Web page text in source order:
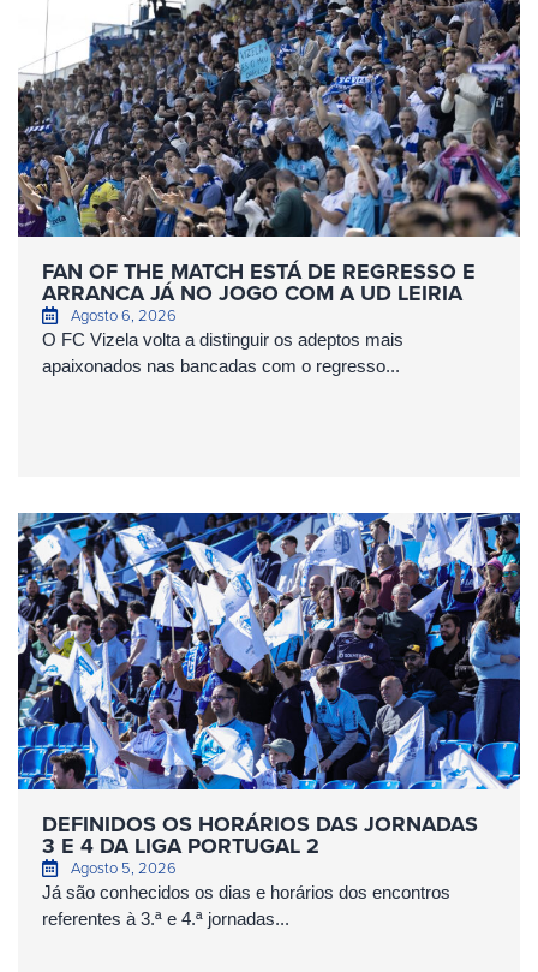
FAN OF THE MATCH ESTÁ DE REGRESSO E
ARRANCA JÁ NO JOGO COM A UD LEIRIA
Agosto 6, 2026
O FC Vizela volta a distinguir os adeptos mais
apaixonados nas bancadas com o regresso...
DEFINIDOS OS HORÁRIOS DAS JORNADAS
3 E 4 DA LIGA PORTUGAL 2
Agosto 5, 2026
Já são conhecidos os dias e horários dos encontros
referentes à 3.ª e 4.ª jornadas...